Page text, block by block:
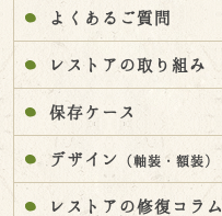
よくあるご質問
レストアの取り組み
保存ケース
デザイン （軸装・額装）
レストアの修復コラム